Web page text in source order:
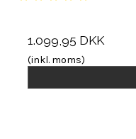
1.099,95 DKK
(inkl. moms)